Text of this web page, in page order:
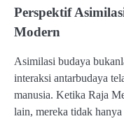
Perspektif
Modern
Asimilasi budaya
interaksi antarbudaya
manusia. Ketika Raja
lain, mereka tidak